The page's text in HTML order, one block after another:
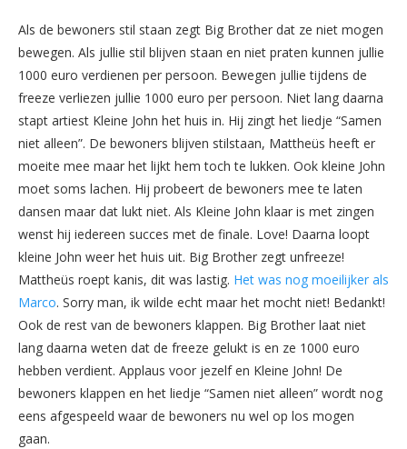
Als de bewoners stil staan zegt Big Brother dat ze niet mogen
bewegen. Als jullie stil blijven staan en niet praten kunnen jullie
1000 euro verdienen per persoon. Bewegen jullie tijdens de
freeze verliezen jullie 1000 euro per persoon. Niet lang daarna
stapt artiest Kleine John het huis in. Hij zingt het liedje “Samen
niet alleen”. De bewoners blijven stilstaan, Mattheüs heeft er
moeite mee maar het lijkt hem toch te lukken. Ook kleine John
moet soms lachen. Hij probeert de bewoners mee te laten
dansen maar dat lukt niet. Als Kleine John klaar is met zingen
wenst hij iedereen succes met de finale. Love! Daarna loopt
kleine John weer het huis uit. Big Brother zegt unfreeze!
Mattheüs roept kanis, dit was lastig. Het was nog moeilijker als
Marco. Sorry man, ik wilde echt maar het mocht niet! Bedankt!
Ook de rest van de bewoners klappen. Big Brother laat niet
lang daarna weten dat de freeze gelukt is en ze 1000 euro
hebben verdient. Applaus voor jezelf en Kleine John! De
bewoners klappen en het liedje “Samen niet alleen” wordt nog
eens afgespeeld waar de bewoners nu wel op los mogen
gaan.